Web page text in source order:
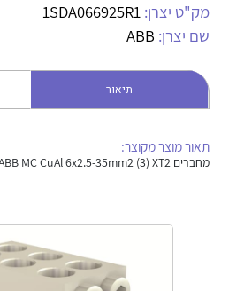
חשמל מיתוג ואינסטלציה חשמלית
קופסאות וארונות לחשמל,
פתרונות וציוד לסביבה נפיצה EX
פתרונות לתחום הסולארי
לכל מוצרי היצרן
מק"ט יצרן: 1SDA066925R1
שם יצרן: ABB
תיאור
תאור מוצר מקוצר:
מחברים ABB MC CuAl 6x2.5-35mm2 (3) XT2